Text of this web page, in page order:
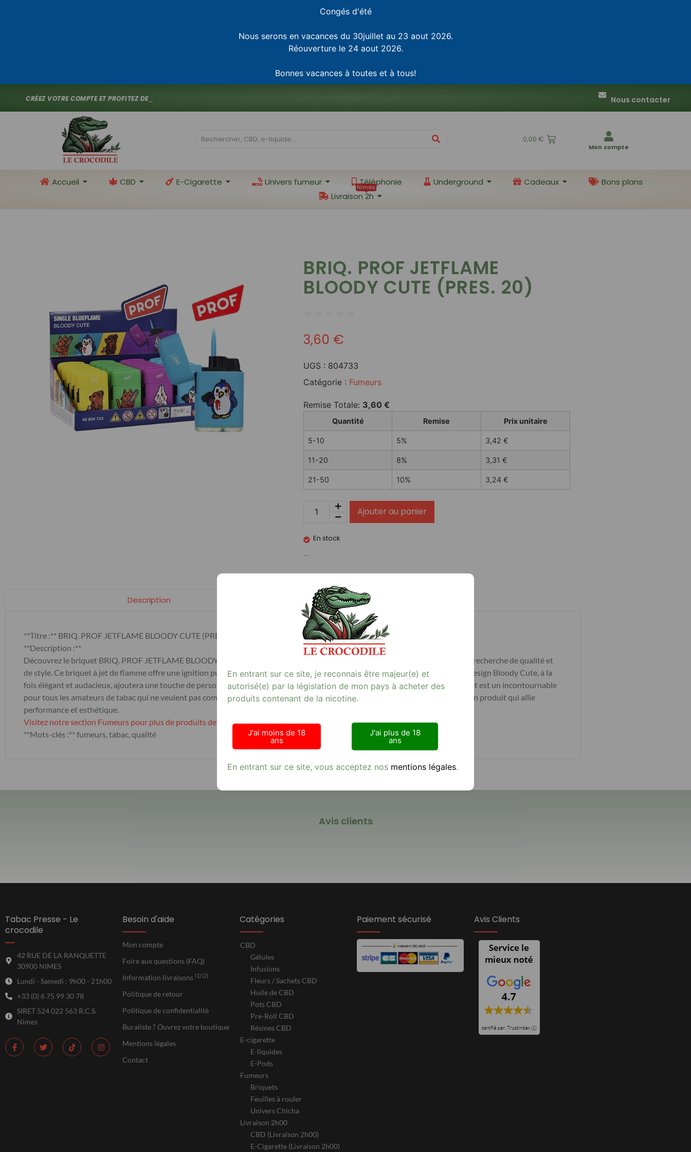
Congés d'été
Nous serons en vacances du 30juillet au 23 aout 2026.
Réouverture le 24 aout 2026.
Bonnes vacances à toutes et à tous!
CRÉEZ VOTRE COMPTE ET PROFITEZ DE Nous contacter
0,00 €
Mon compte
Accueil CBD E-Cigarette Univers fumeur Téléphonie Underground Cadeaux
Bons plans
Livraison 2h
Nimes
BRIQ. PROF JETFLAME
BLOODY CUTE (PRES. 20)
☆ ☆ ☆ ☆ ☆
3,60 €
UGS : 804733
Catégorie : Fumeurs
Remise Totale: 3,60 €
Quantité Remise Prix unitaire
5-10 5% 3,42 €
11-20 8% 3,31 €
21-50 10% 3,24 €
Ajouter au panier
En stock
…
Description
**Titre :** BRIQ. PROF JETFLAME BLOODY CUTE (PRES. 20)
**Description :**
Découvrez le briquet BRIQ. PROF JETFLAME BLOODY CUTE, présenté en pack de 20, spécialement conçu pour les fumeurs à la recherche de qualité et
de style. Ce briquet à jet de flamme offre une ignition puissante et fiable, parfaite pour allumer vos cigarettes en un instant. Son design Bloody Cute, à la
fois élégant et audacieux, ajoutera une touche de personnalité à votre quotidien. Disponible chez Kiosque Le Crocodile, ce briquet est un incontournable
pour tous les amateurs de tabac qui ne veulent pas compromettre sur la qualité. Faites votre choix dès maintenant et profitez d’un produit qui allie
performance et esthétique.
Visitez notre section Fumeurs pour plus de produits de qualité.
**Mots-clés :** fumeurs, tabac, qualité
Avis clients
Tabac Presse - Le
crocodile
42 RUE DE LA RANQUETTE
30900 NIMES
Lundi - Samedi : 9h00 - 21h00
+33 (0) 6 75 99 30 78
SIRET 524 022 563 R.C.S.
Nimes
Besoin d'aide
Mon compte
Foire aux questions (FAQ)
Information livraisons (1) (2)
Politique de retour
Politique de confidentialité
Buraliste ? Ouvrez votre boutique
Mentions légales
Contact
Catégories
CBD
Gélules
Infusions
Fleurs / Sachets CBD
Huile de CBD
Pots CBD
Pre-Roll CBD
Résines CBD
E-cigarette
E-liquides
E-Pods
Fumeurs
Briquets
Feuilles à rouler
Univers Chicha
Livraison 2h00
CBD (Livraison 2h00)
E-Cigarette (Livraison 2h00)
Paiement sécurisé Avis Clients
En entrant sur ce site, je reconnais être majeur(e) et
autorisé(e) par la législation de mon pays à acheter des
produits contenant de la nicotine.
J'ai moins de 18
ans
J'ai plus de 18
ans
En entrant sur ce site, vous acceptez nos mentions légales.